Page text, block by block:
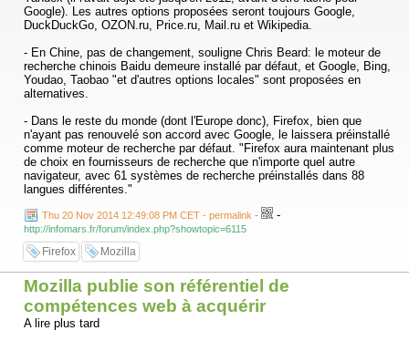
Google). Les autres options proposées seront toujours Google,
DuckDuckGo, OZON.ru, Price.ru, Mail.ru et Wikipedia.
- En Chine, pas de changement, souligne Chris Beard: le moteur de
recherche chinois Baidu demeure installé par défaut, et Google, Bing,
Youdao, Taobao "et d'autres options locales" sont proposées en
alternatives.
- Dans le reste du monde (dont l'Europe donc), Firefox, bien que
n'ayant pas renouvelé son accord avec Google, le laissera préinstallé
comme moteur de recherche par défaut. "Firefox aura maintenant plus
de choix en fournisseurs de recherche que n'importe quel autre
navigateur, avec 61 systèmes de recherche préinstallés dans 88
langues différentes."
Thu 20 Nov 2014 12:49:08 PM CET - permalink - -
http://infomars.fr/forum/index.php?showtopic=6115
Firefox Mozilla
Mozilla publie son référentiel de
compétences web à acquérir
A lire plus tard